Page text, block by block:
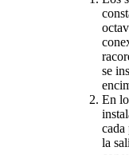
se
En
cada
la